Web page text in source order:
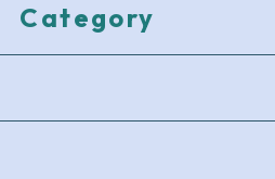
Category